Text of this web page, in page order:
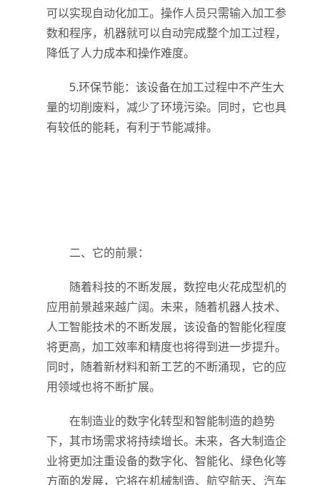
可以实现自动化加工。操作人员只需输入加工参
数和程序，机器就可以自动完成整个加工过程，
降低了人力成本和操作难度。
5.环保节能：该设备在加工过程中不产生大
量的切削废料，减少了环境污染。同时，它也具
有较低的能耗，有利于节能减排。
二、它的前景：
随着科技的不断发展，数控电火花成型机的
应用前景越来越广阔。未来，随着机器人技术、
人工智能技术的不断发展，该设备的智能化程度
将更高，加工效率和精度也将得到进一步提升。
同时，随着新材料和新工艺的不断涌现，它的应
用领域也将不断扩展。
在制造业的数字化转型和智能制造的趋势
下，其市场需求将持续增长。未来，各大制造企
业将更加注重设备的数字化、智能化、绿色化等
方面的发展，它将在机械制造、航空航天、汽车